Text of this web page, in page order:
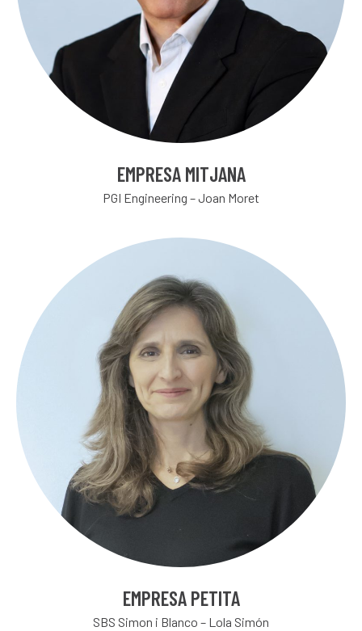
EMPRESA MITJANA
PGI Engineering – Joan Moret
EMPRESA PETITA
SBS Simon i Blanco – Lola Simón